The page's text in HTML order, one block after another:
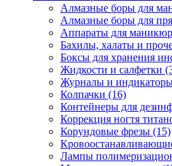
Алмазные боры для
Алмазные боры для
Аппараты для
Бахилы, халаты и
Боксы для хранения
Жидкости и салфетки
Журналы и
Колпачки (16)
Контейнеры для
Коррекция ногтя
Корундовые фрезы (15)
Лампы